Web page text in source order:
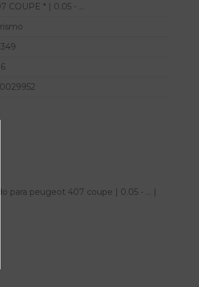
COUPE * | 0.05 - ...
para peugeot 407 coupe | 0.05 - ... |